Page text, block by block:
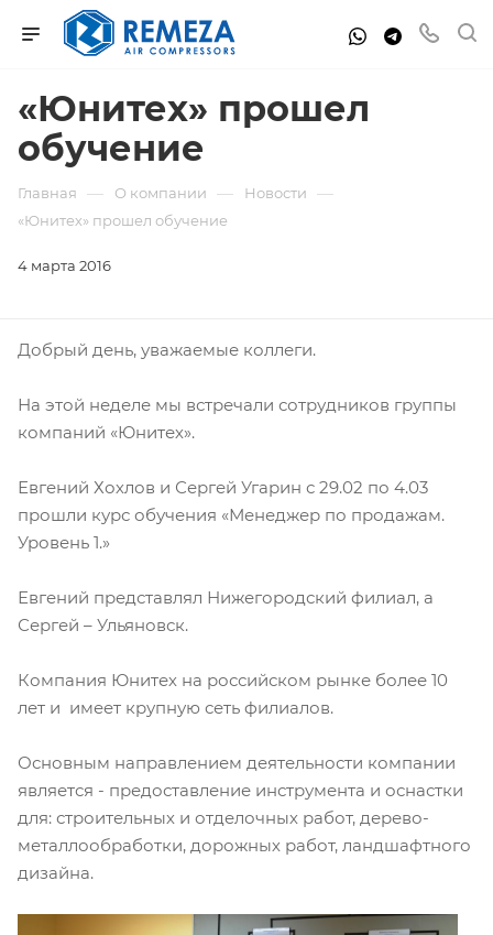
«Юнитех» прошел
обучение
Главная — О компании — Новости —
«Юнитех» прошел обучение
4 марта 2016
Добрый день, уважаемые коллеги.
На этой неделе мы встречали сотрудников группы
компаний «Юнитех».
Евгений Хохлов и Сергей Угарин с 29.02 по 4.03
прошли курс обучения «Менеджер по продажам.
Уровень 1.»
Евгений представлял Нижегородский филиал, а
Сергей – Ульяновск.
Компания Юнитех на российском рынке более 10
лет и имеет крупную сеть филиалов.
Основным направлением деятельности компании
является - предоставление инструмента и оснастки
для: строительных и отделочных работ, дерево-
металлообработки, дорожных работ, ландшафтного
дизайна.